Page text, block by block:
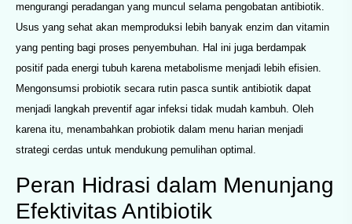
mengurangi peradangan yang muncul selama pengobatan antibiotik.
Usus yang sehat akan memproduksi lebih banyak enzim dan vitamin
yang penting bagi proses penyembuhan. Hal ini juga berdampak
positif pada energi tubuh karena metabolisme menjadi lebih efisien.
Mengonsumsi probiotik secara rutin pasca suntik antibiotik dapat
menjadi langkah preventif agar infeksi tidak mudah kambuh. Oleh
karena itu, menambahkan probiotik dalam menu harian menjadi
strategi cerdas untuk mendukung pemulihan optimal.
Peran Hidrasi dalam Menunjang
Efektivitas Antibiotik